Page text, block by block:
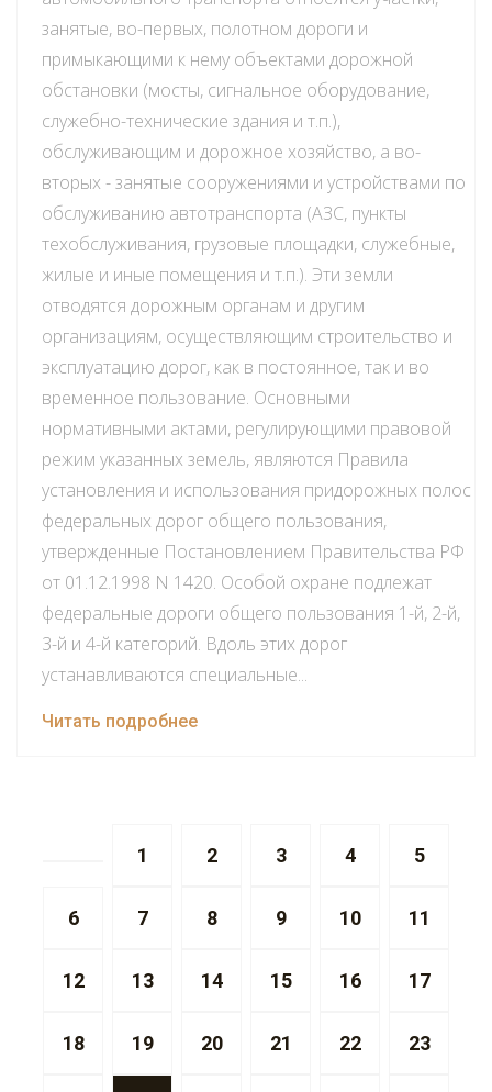
занятые, во-первых, полотном дороги и
примыкающими к нему объектами дорожной
обстановки (мосты, сигнальное оборудование,
служебно-технические здания и т.п.),
обслуживающим и дорожное хозяйство, а во-
вторых - занятые сооружениями и устройствами по
обслуживанию автотранспорта (АЗС, пункты
техобслуживания, грузовые площадки, служебные,
жилые и иные помещения и т.п.). Эти земли
отводятся дорожным органам и другим
организациям, осуществляющим строительство и
эксплуатацию дорог, как в постоянное, так и во
временное пользование. Основными
нормативными актами, регулирующими правовой
режим указанных земель, являются Правила
установления и использования придорожных полос
федеральных дорог общего пользования,
утвержденные Постановлением Правительства РФ
от 01.12.1998 N 1420. Особой охране подлежат
федеральные дороги общего пользования 1-й, 2-й,
3-й и 4-й категорий. Вдоль этих дорог
устанавливаются специальные...
Читать подробнее
1 2 3 4 5
6 7 8 9 10 11
12 13 14 15 16 17
18 19 20 21 22 23